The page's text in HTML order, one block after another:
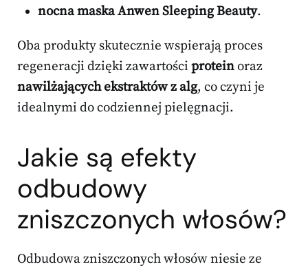
nocna maska Anwen Sleeping Beauty.
Oba produkty skutecznie wspierają proces
regeneracji dzięki zawartości proteinoraz
nawilżających ekstraktów z alg, co czyni je
idealnymi do codziennej pielęgnacji.
Jakie są efekty
odbudowy
zniszczonych włosów?
Odbudowa zniszczonych włosów niesie ze